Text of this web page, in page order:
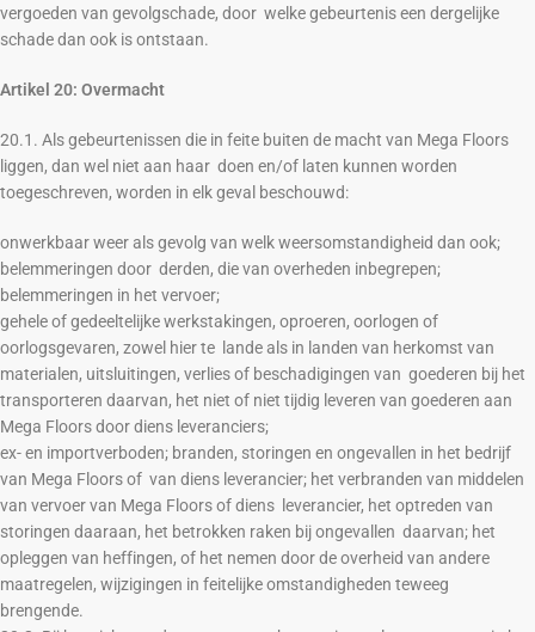
vergoeden van gevolgschade, door welke gebeurtenis een dergelijke
schade dan ook is ontstaan.
Artikel 20: Overmacht
20.1. Als gebeurtenissen die in feite buiten de macht van Mega Floors
liggen, dan wel niet aan haar doen en/of laten kunnen worden
toegeschreven, worden in elk geval beschouwd:
onwerkbaar weer als gevolg van welk weersomstandigheid dan ook;
belemmeringen door derden, die van overheden inbegrepen;
belemmeringen in het vervoer;
gehele of gedeeltelijke werkstakingen, oproeren, oorlogen of
oorlogsgevaren, zowel hier te lande als in landen van herkomst van
materialen, uitsluitingen, verlies of beschadigingen van goederen bij het
transporteren daarvan, het niet of niet tijdig leveren van goederen aan
Mega Floors door diens leveranciers;
ex- en importverboden; branden, storingen en ongevallen in het bedrijf
van Mega Floors of van diens leverancier; het verbranden van middelen
van vervoer van Mega Floors of diens leverancier, het optreden van
storingen daaraan, het betrokken raken bij ongevallen daarvan; het
opleggen van heffingen, of het nemen door de overheid van andere
maatregelen, wijzigingen in feitelijke omstandigheden teweeg
brengende.